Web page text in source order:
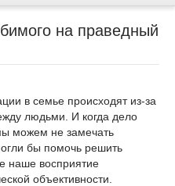
на праведный
в семье происходят из-за
людьми. И когда дело
можем не замечать
бы помочь решить
наше восприятие
объективности.